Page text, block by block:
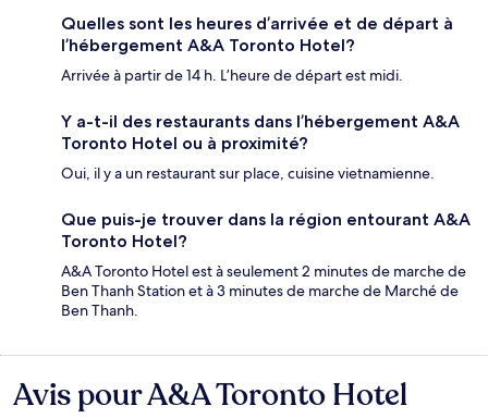
Quelles sont les heures d’arrivée et de départ à
l’hébergement A&A Toronto Hotel?
Arrivée à partir de 14 h. L’heure de départ est midi.
Y a-t-il des restaurants dans l’hébergement A&A
Toronto Hotel ou à proximité?
Oui, il y a un restaurant sur place, cuisine vietnamienne.
Que puis-je trouver dans la région entourant A&A
Toronto Hotel?
A&A Toronto Hotel est à seulement 2 minutes de marche de
Ben Thanh Station et à 3 minutes de marche de Marché de
Ben Thanh.
Avis
Avis pour A&A Toronto Hotel